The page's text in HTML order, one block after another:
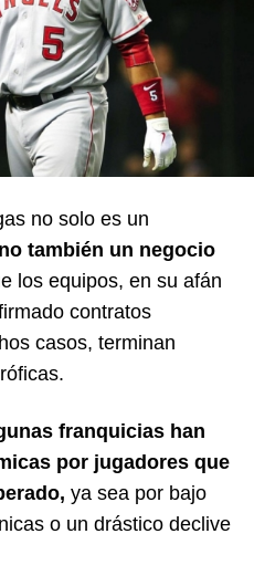
no solo es un
también un negocio
los equipos, en su afán
contratos
casos, terminan
franquicias han
por jugadores que
ya sea por bajo
o un drástico declive